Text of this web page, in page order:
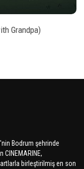
Grandpa)
Bodrum şehrinde
CINEMARINE,
birleştirilmiş en son